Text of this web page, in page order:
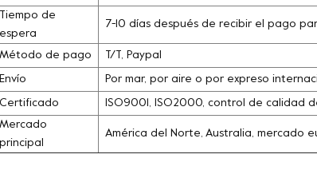
Tiempo de
espera
7-10 días después de recibir el pago
Método de pago T/T, Paypal
Envío Por mar, por aire o por expreso
Certificado ISO9001, ISO2000, control de calidad
Mercado
principal
América del Norte, Australia, mercado